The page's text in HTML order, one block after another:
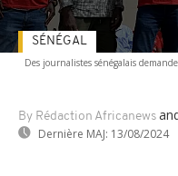
Des journalistes sénégalais
By Rédaction Africanews
Dernière MAJ: 13/08/2024
SÉNÉGAL